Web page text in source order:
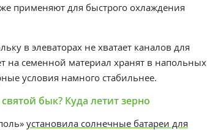
применяют для быстрого охлаждения
в элеваторах не хватает каналов для
на семенной материал хранят в напольных
условия намного стабильнее.
бык? Куда летит зерно
установила солнечные батареи для